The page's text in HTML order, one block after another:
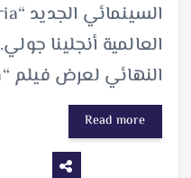
العالمية أنجلينا
النهائي لعرض فيلم “‏Maria‏”، والذي…
Read more